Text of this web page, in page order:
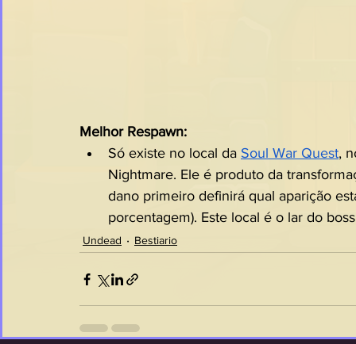
Melhor Respawn:
Só existe no local da Soul War Quest,
Nightmare. Ele é produto da
dano primeiro definirá qual aparição
porcentagem). Este local é o lar do
Undead Bestiario